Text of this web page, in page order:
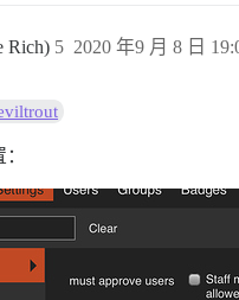
Rich) 2020 年9 月 8 日
5